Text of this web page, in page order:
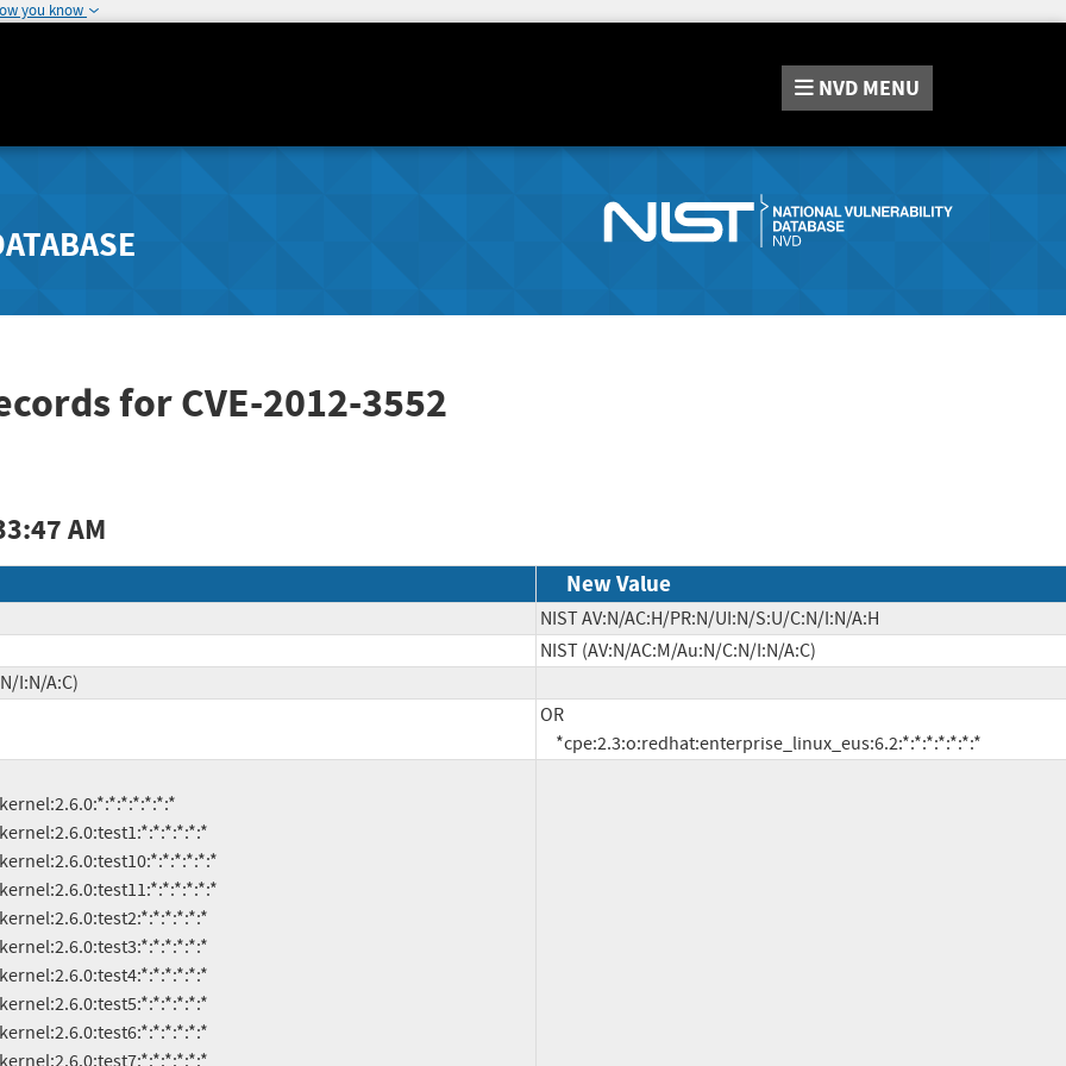
you know
NVD MENU
for CVE-2012-3552
AM
New Value
NIST AV:N/AC:H/PR:N/UI:N/S:U/C:N/I:N/A:H
NIST (AV:N/AC:M/Au:N/C:N/I:N/A:C)
I:N/A:C)
OR
     *cpe:2.3:o:redhat:enterprise_linux_eus:6.2:*:*:*:*:*:*:*